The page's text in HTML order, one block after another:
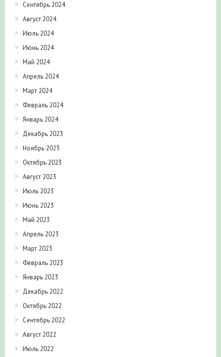
Сентябрь 2024
Август 2024
Июль 2024
Июнь 2024
Май 2024
Апрель 2024
Март 2024
Февраль 2024
Январь 2024
Декабрь 2023
Ноябрь 2023
Октябрь 2023
Август 2023
Июль 2023
Июнь 2023
Май 2023
Апрель 2023
Март 2023
Февраль 2023
Январь 2023
Декабрь 2022
Октябрь 2022
Сентябрь 2022
Август 2022
Июль 2022